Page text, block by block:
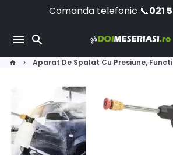
content
Comanda telefonic 📞021
menu search
home keyboard_arrow_right Aparat De Spalat Cu Presiune,